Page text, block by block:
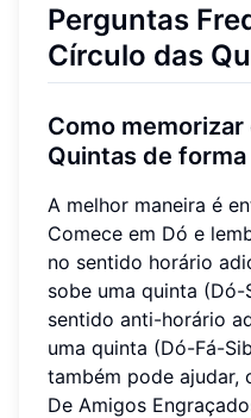
Perguntas
Círculo das
Como
Quintas de
A melhor maneira é
Comece em Dó e
no sentido horário
sobe uma quinta (Dó-
sentido anti-horário
uma quinta (Dó-Fá-
também pode ajudar,
De Amigos